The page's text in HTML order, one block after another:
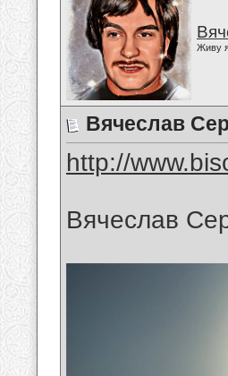
Живу
Вячеслав
http://
Вячеслав